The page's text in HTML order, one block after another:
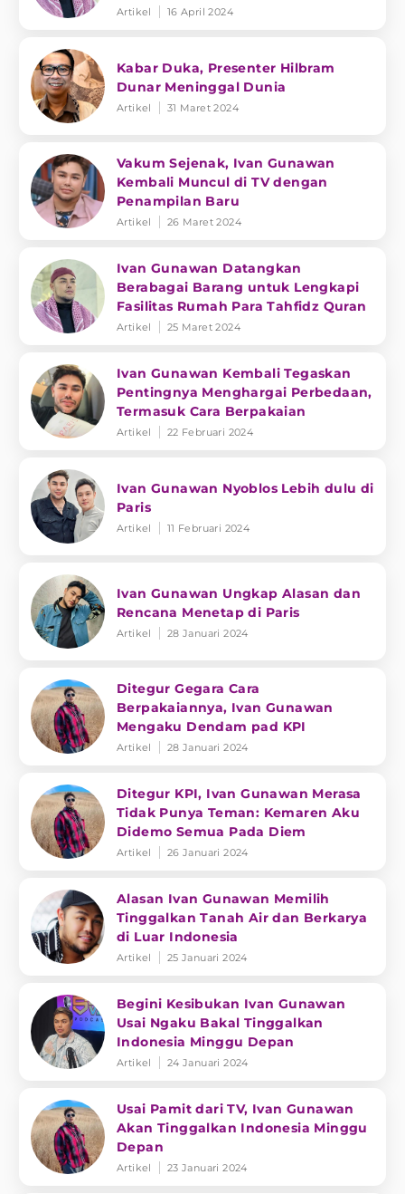
Jamil
Artikel 16 April 2024
Kabar Duka, Presenter Hilbram
Dunar Meninggal Dunia
Artikel 31 Maret 2024
Vakum Sejenak, Ivan Gunawan
Kembali Muncul di TV dengan
Penampilan Baru
Artikel 26 Maret 2024
Ivan Gunawan Datangkan
Berabagai Barang untuk Lengkapi
Fasilitas Rumah Para Tahfidz Quran
Artikel 25 Maret 2024
Ivan Gunawan Kembali Tegaskan
Pentingnya Menghargai Perbedaan,
Termasuk Cara Berpakaian
Artikel 22 Februari 2024
Ivan Gunawan Nyoblos Lebih dulu di
Paris
Artikel 11 Februari 2024
Ivan Gunawan Ungkap Alasan dan
Rencana Menetap di Paris
Artikel 28 Januari 2024
Ditegur Gegara Cara
Berpakaiannya, Ivan Gunawan
Mengaku Dendam pad KPI
Artikel 28 Januari 2024
Ditegur KPI, Ivan Gunawan Merasa
Tidak Punya Teman: Kemaren Aku
Didemo Semua Pada Diem
Artikel 26 Januari 2024
Alasan Ivan Gunawan Memilih
Tinggalkan Tanah Air dan Berkarya
di Luar Indonesia
Artikel 25 Januari 2024
Begini Kesibukan Ivan Gunawan
Usai Ngaku Bakal Tinggalkan
Indonesia Minggu Depan
Artikel 24 Januari 2024
Usai Pamit dari TV, Ivan Gunawan
Akan Tinggalkan Indonesia Minggu
Depan
Artikel 23 Januari 2024